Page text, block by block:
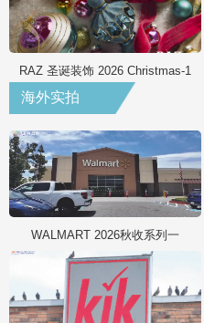
RAZ 圣诞装饰 2026 Christmas-1
海外实拍
WALMART 2026秋收系列一